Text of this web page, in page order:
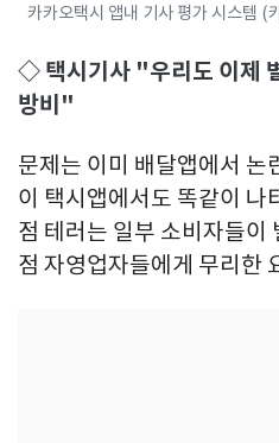
카카오택시 앱내 기사 평가 시스템
◇ 택시기사 "우리도 이제
방비"
문제는 이미 배달앱에서
이 택시앱에서도 똑같이 나
점 테러는 일부 소비자들이
점 자영업자들에게 무리한